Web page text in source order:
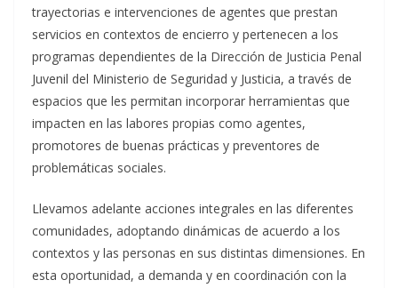
trayectorias e intervenciones de agentes que prestan
servicios en contextos de encierro y pertenecen a los
programas dependientes de la Dirección de Justicia Penal
Juvenil del Ministerio de Seguridad y Justicia, a través de
espacios que les permitan incorporar herramientas que
impacten en las labores propias como agentes,
promotores de buenas prácticas y preventores de
problemáticas sociales.
Llevamos adelante acciones integrales en las diferentes
comunidades, adoptando dinámicas de acuerdo a los
contextos y las personas en sus distintas dimensiones. En
esta oportunidad, a demanda y en coordinación con la